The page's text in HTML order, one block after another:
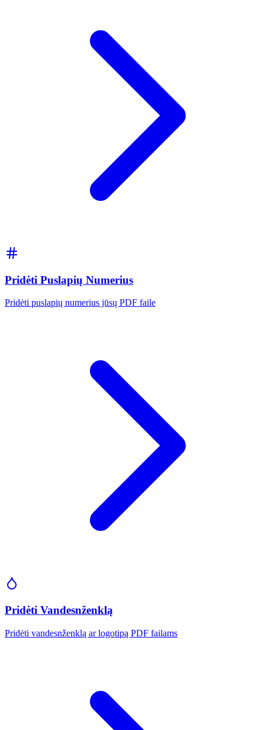
Pridėti Puslapių Numerius
Pridėti puslapių numerius jūsų PDF faile
Pridėti Vandesnženklą
Pridėti vandesnženklą ar logotipą PDF failams